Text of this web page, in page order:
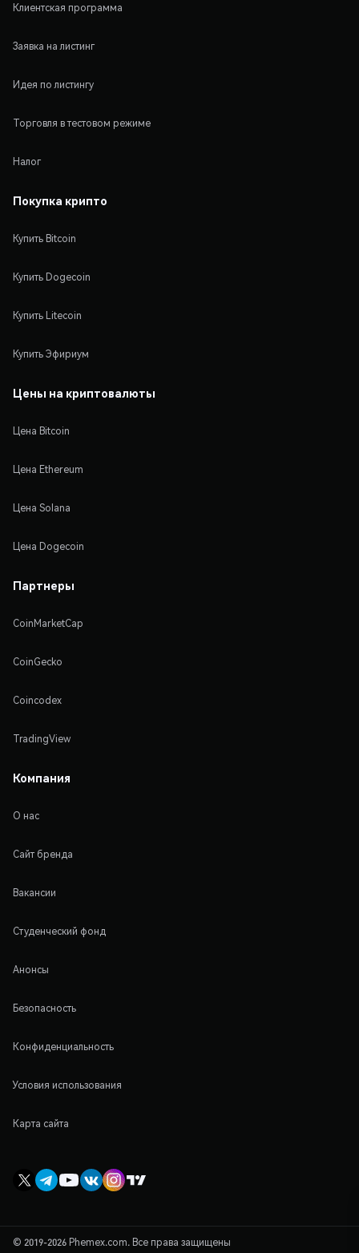
Клиентская программа
Заявка на листинг
Идея по листингу
Торговля в тестовом режиме
Налог
Покупка крипто
Купить Bitcoin
Купить Dogecoin
Купить Litecoin
Купить Эфириум
Цены на криптовалюты
Цена Bitcoin
Цена Ethereum
Цена Solana
Цена Dogecoin
Партнеры
CoinMarketCap
CoinGecko
Coincodex
TradingView
Компания
О нас
Сайт бренда
Вакансии
Студенческий фонд
Анонсы
Безопасность
Конфиденциальность
Условия использования
Карта сайта
© 2019-2026 Phemex.com. Все права защищены